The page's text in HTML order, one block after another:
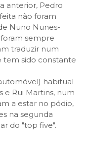
anterior, Pedro
não foram
Nuno Nunes-
foram sempre
traduzir num
tem sido constante
habitual
e Rui Martins, num
a estar no pódio,
na segunda
do "top five".